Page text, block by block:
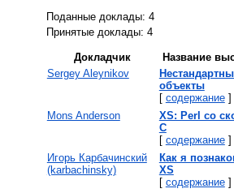
Поданные доклады: 4
Принятые доклады: 4
Докладчик
Название
Sergey Aleynikov
объекты‎
[ содержание]
Mons Anderson
‎XS: Perl со
C‎
[ содержание]
Игорь Карбачинский
(‎karbachinsky‎)
‎Как я
XS‎
[ содержание]